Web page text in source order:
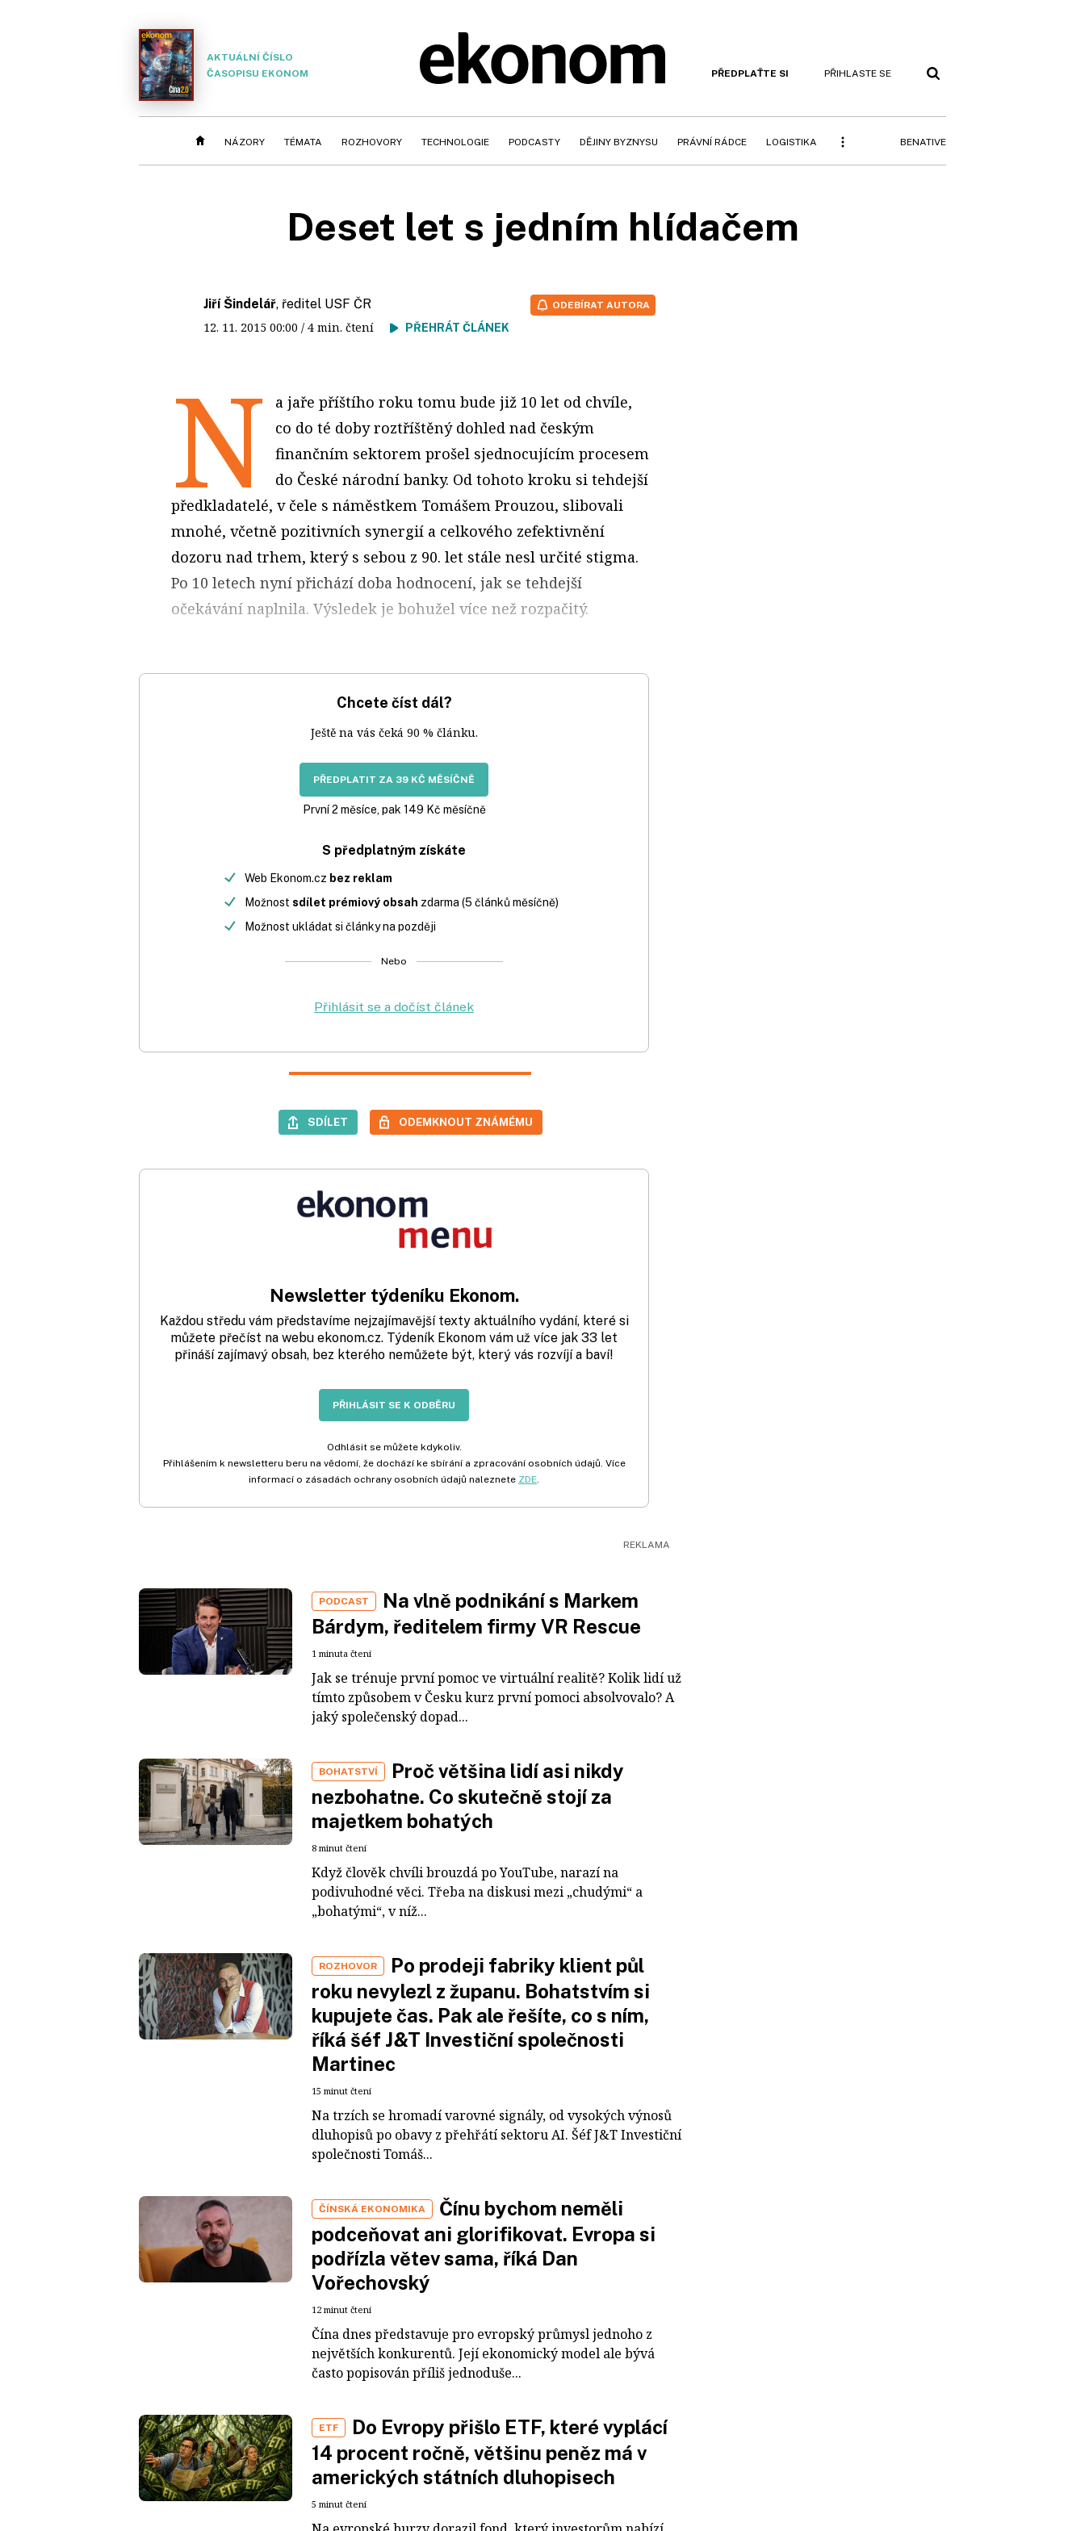
AKTUÁLNÍ ČÍSLO
ČASOPISU EKONOM
PŘEDPLAŤTE SI PŘIHLASTE SE
NÁZORY TÉMATA ROZHOVORY TECHNOLOGIE PODCASTY DĚJINY BYZNYSU PRÁVNÍ RÁDCE LOGISTIKA BENATIVE
Deset let s jedním hlídačem
Jiří Šindelář, ředitel USF ČR
12. 11. 2015 00:00 / 4 min. čtení PŘEHRÁT ČLÁNEK
ODEBÍRAT AUTORA
N
a jaře příštího roku tomu bude již 10 let od chvíle,
co do té doby roztříštěný dohled nad českým
finančním sektorem prošel sjednocujícím procesem
do České národní banky. Od tohoto kroku si tehdejší
předkladatelé, v čele s náměstkem Tomášem Prouzou, slibovali
mnohé, včetně pozitivních synergií a celkového zefektivnění
dozoru nad trhem, který s sebou z 90. let stále nesl určité stigma.
Po 10 letech nyní přichází doba hodnocení, jak se tehdejší
očekávání naplnila. Výsledek je bohužel více než rozpačitý.
Chcete číst dál?
Ještě na vás čeká 90 % článku.
PŘEDPLATIT ZA 39 KČ MĚSÍČNĚ
První 2 měsíce, pak 149 Kč měsíčně
S předplatným získáte
Web Ekonom.cz bez reklam
Možnost sdílet prémiový obsah zdarma (5 článků měsíčně)
Možnost ukládat si články na později
Nebo
Přihlásit se a dočíst článek
SDÍLET ODEMKNOUT ZNÁMÉMU
Newsletter týdeníku Ekonom.
Každou středu vám představíme nejzajímavější texty aktuálního vydání, které si
můžete přečíst na webu ekonom.cz. Týdeník Ekonom vám už více jak 33 let
přináší zajímavý obsah, bez kterého nemůžete být, který vás rozvíjí a baví!
PŘIHLÁSIT SE K ODBĚRU
Odhlásit se můžete kdykoliv.
Přihlášením k newsletteru beru na vědomí, že dochází ke sbírání a zpracování osobních údajů. Více
informací o zásadách ochrany osobních údajů naleznete ZDE.
PODCAST
Na vlně podnikání s Markem
Bárdym, ředitelem firmy VR Rescue
1 minuta čtení
Jak se trénuje první pomoc ve virtuální realitě? Kolik lidí už
tímto způsobem v Česku kurz první pomoci absolvovalo? A
jaký společenský dopad...
BOHATSTVÍ
Proč většina lidí asi nikdy
nezbohatne. Co skutečně stojí za
majetkem bohatých
8 minut čtení
Když člověk chvíli brouzdá po YouTube, narazí na
podivuhodné věci. Třeba na diskusi mezi „chudými“ a
„bohatými“, v níž...
ROZHOVOR
Po prodeji fabriky klient půl
roku nevylezl z županu. Bohatstvím si
kupujete čas. Pak ale řešíte, co s ním,
říká šéf J&T Investiční společnosti
Martinec
15 minut čtení
Na trzích se hromadí varovné signály, od vysokých výnosů
dluhopisů po obavy z přehřátí sektoru AI. Šéf J&T Investiční
společnosti Tomáš...
ČÍNSKÁ EKONOMIKA
Čínu bychom neměli
podceňovat ani glorifikovat. Evropa si
podřízla větev sama, říká Dan
Vořechovský
12 minut čtení
Čína dnes představuje pro evropský průmysl jednoho z
největších konkurentů. Její ekonomický model ale bývá
často popisován příliš jednoduše...
ETF
Do Evropy přišlo ETF, které vyplácí
14 procent ročně, většinu peněz má v
amerických státních dluhopisech
5 minut čtení